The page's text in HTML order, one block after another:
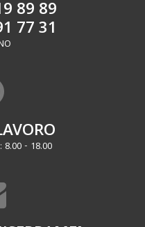
89 89
77 31
8.00 - 18.00